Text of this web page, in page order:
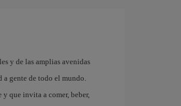
y de las amplias avenidas
a gente de todo el mundo.
que invita a comer, beber,